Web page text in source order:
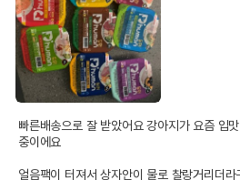
빠른배송으로 잘 받았어요 강아지가 요즘 입
중이에요
얼음팩이 터져서 상자안이 물로 찰랑거리더라